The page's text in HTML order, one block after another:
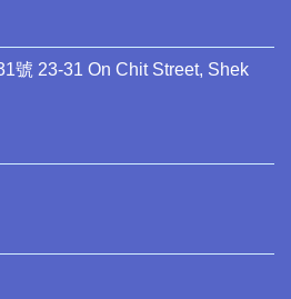
號 23-31 On Chit Street, Shek